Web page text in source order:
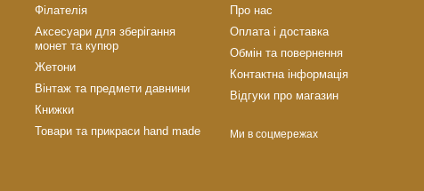
Філателія
Аксесуари для зберігання
монет та купюр
Жетони
Вінтаж та предмети давнини
Книжки
Товари та прикраси hand made
Про нас
Оплата і доставка
Обмін та повернення
Контактна інформація
Відгуки про магазин
Ми в соцмережах